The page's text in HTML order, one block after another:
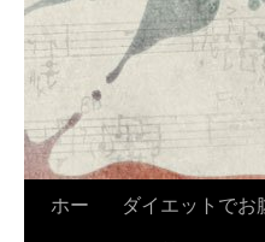
ホー
ダイエットでお